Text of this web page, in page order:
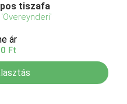
tiszafa
ár
Ft